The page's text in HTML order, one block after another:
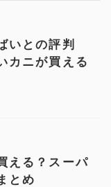
いとの評判
カニが買える
える？スーパ
とめ